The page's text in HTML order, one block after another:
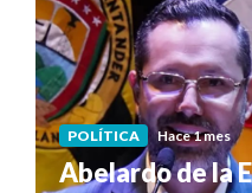
POLÍTICA Hace 1 mes
Abelardo de la